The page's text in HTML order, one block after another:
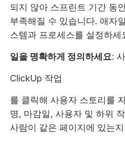
되지 않아 스프린트 기간 동
부족해질 수 있습니다. 애자
스템과 프로세스를 설정하세
일을 명확하게 정의하세요:
ClickUp 작업
를 클릭해 사용자 스토리를
명, 마감일, 사용자 및 하위
사람이 같은 페이지에 있는